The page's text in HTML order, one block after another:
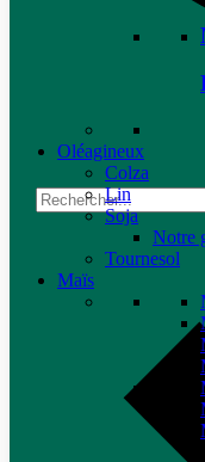
Oléagineux
Colza
Lin
Soja
Notre
Tournesol
Maïs